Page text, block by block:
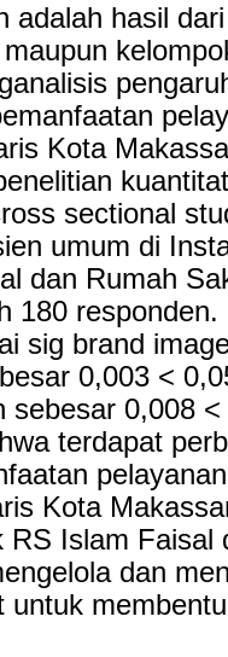
adalah hasil
Kota
sectional
umum di
dan Rumah
180
sig brand
0,003 <
sebesar 0,008
terdapat
Kota
RS Islam Faisal
dan
untuk